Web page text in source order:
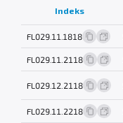
Indeks
FL029.11.1818
FL029.11.2118
FL029.12.2118
FL029.11.2218